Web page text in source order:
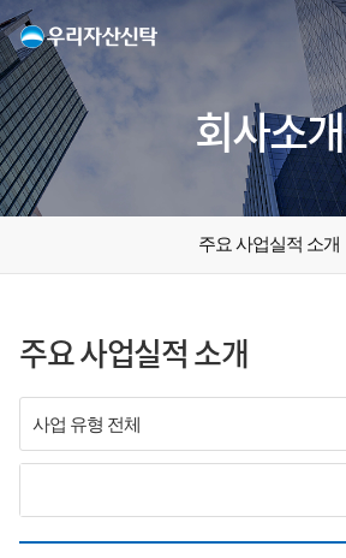
회사소개
주요 사업실적 소개
주요 사업실적 소개
사업 유형 전체